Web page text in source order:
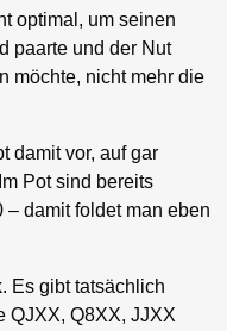
optimal, um seinen
paarte und der Nut
möchte, nicht mehr die
damit vor, auf gar
Pot sind bereits
damit foldet man eben
Es gibt tatsächlich
QJXX, Q8XX, JJXX